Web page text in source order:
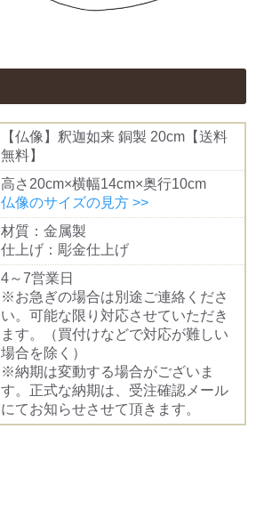
【仏像】釈迦如来 銅製 20cm【送料
無料】
高さ20cm×横幅14cm×奥行10cm
仏像のサイズの見方 >>
材質：金属製
仕上げ：彫金仕上げ
4～7営業日
※お急ぎの場合は別途ご連絡くださ
い。可能な限り対応させていただき
ます。（買付けなどで対応が難しい
場合を除く）
※納期は変動する場合がございま
す。正式な納期は、受注確認メール
にてお知らせさせて頂きます。